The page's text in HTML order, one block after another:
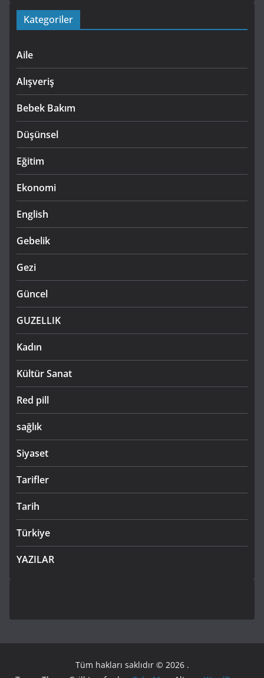
Kategoriler
Aile
Alışveriş
Bebek Bakım
Düşünsel
Eğitim
Ekonomi
English
Gebelik
Gezi
Güncel
GUZELLIK
Kadın
Kültür Sanat
Red pill
sağlık
Siyaset
Tarifler
Tarih
Türkiye
YAZILAR
Tüm hakları saklıdır © 2026 .